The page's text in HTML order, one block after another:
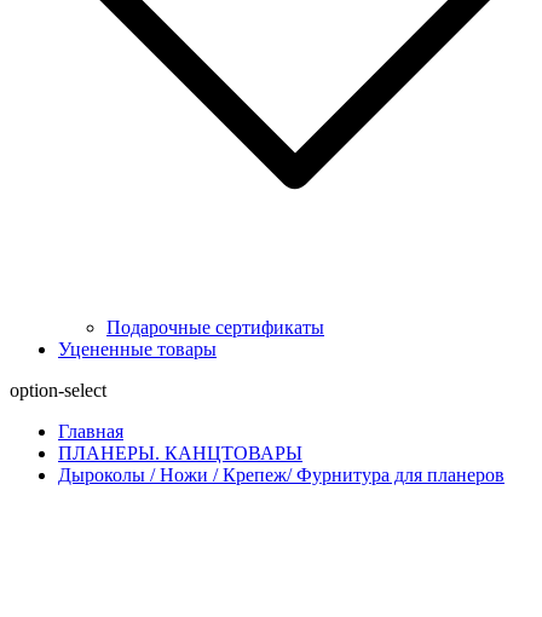
Подарочные сертификаты
Уцененные товары
option-select
Главная
ПЛАНЕРЫ. КАНЦТОВАРЫ
Дыроколы / Ножи / Крепеж/ Фурнитура для планеров